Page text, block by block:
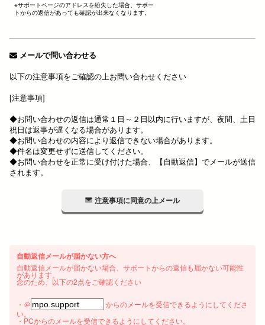
※サポートページのアドレスを紛失した場合、サポー
トからの返信があっても確認が出来なくなります。
メールで問い合わせる
以下の注意事項をご確認の上お問い合わせください
[注意事項]
◆お問い合わせの返信は通常１日～２日以内に行いますが、夜間、土日
祝日は返事が遅くなる場合があります。
◆お問い合わせの内容により返信できない場合があります。
◆件名は変更せずに送信してください。
◆お問い合わせを正常に受け付けた場合、【自動返信】でメールが送信
されます。
注意事項に同意の上メール
自動返信メールが届かない方へ
自動返信メールが届かない場合、サポートからの返信も届かない可能性
があります。
念のため、以下の2点をご確認ください
・＠
からのメールを受信できるようにしてくださ
い。
・PCからのメールを受信できるようにしてください。